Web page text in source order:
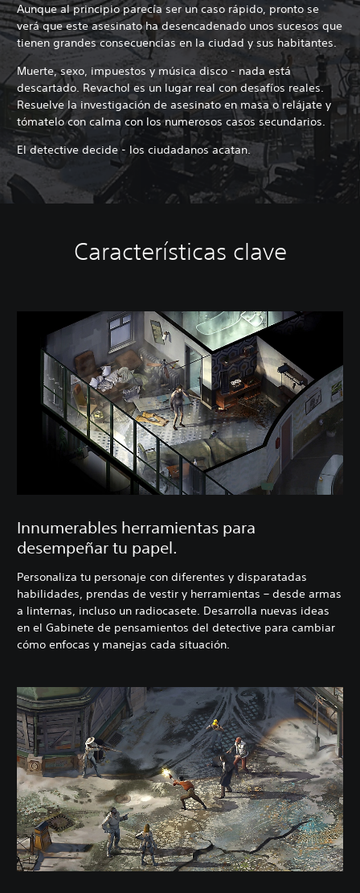
Aunque al principio parecía ser un caso rápido, pronto se
verá que este asesinato ha desencadenado unos sucesos que
tienen grandes consecuencias en la ciudad y sus habitantes.
Muerte, sexo, impuestos y música disco - nada está
descartado. Revachol es un lugar real con desafíos reales.
Resuelve la investigación de asesinato en masa o relájate y
tómatelo con calma con los numerosos casos secundarios.
El detective decide - los ciudadanos acatan.
Características clave
Innumerables herramientas para
desempeñar tu papel.
Personaliza tu personaje con diferentes y disparatadas
habilidades, prendas de vestir y herramientas – desde armas
a linternas, incluso un radiocasete. Desarrolla nuevas ideas
en el Gabinete de pensamientos del detective para cambiar
cómo enfocas y manejas cada situación.